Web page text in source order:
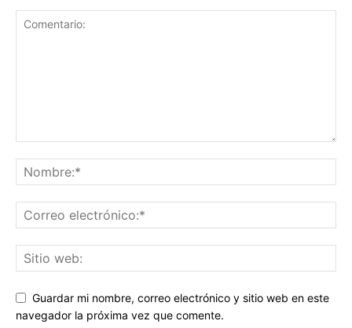
Guardar mi nombre, correo electrónico y sitio web en este
navegador la próxima vez que comente.